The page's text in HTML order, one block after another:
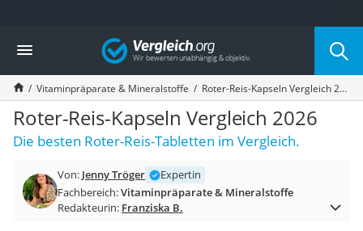
Die beliebtesten Vergleiche nach Kategorie
Drogerie
Inhalator
Haarschneider
Rollator
Braun Rasierer
Katzenklappe (Chip)
Masturbator
Massagepistole
Vergleich
Vitaminpräparate & Mineralstoffe Roter-Reis-Kapseln Vergleich 2026
Roter-Reis-Kapseln Vergleich 2026
Die besten Roter-Reis-Tabletten im Vergleich.
Von: Jenny Tröger
Expertin
Fachbereich:Vitaminpräparate & Mineralstoffe
Redakteurin: Franziska B.